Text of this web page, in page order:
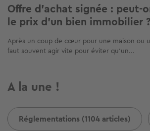
Offre d'achat signée : peut-
le prix d'un bien immobilier ?
Après un coup de cœur pour une maison ou
faut souvent agir vite pour éviter qu'un...
A la une !
Réglementations (1104 articles)